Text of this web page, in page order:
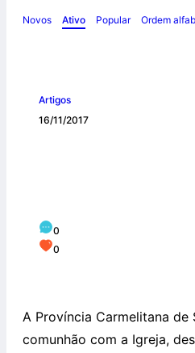
Novos Ativo Popular Ordem
Artigos
16/11/2017
0
0
A Província Carmelitana de
comunhão com a Igreja,